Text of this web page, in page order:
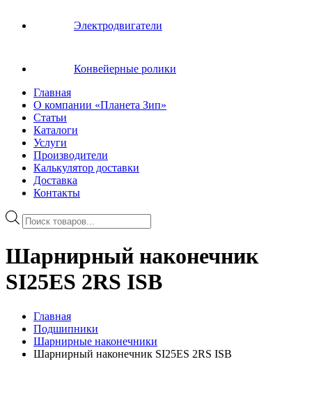
Электродвигатели
Конвейерные ролики
Главная
О компании «Планета Зип»
Статьи
Каталоги
Услуги
Производители
Калькулятор доставки
Доставка
Контакты
Поиск
товаров
Шарнирный наконечник
SI25ES 2RS ISB
Главная
Подшипники
Шарнирные наконечники
Шарнирный наконечник SI25ES 2RS ISB